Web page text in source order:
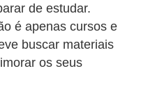
de estudar.
é apenas cursos e
buscar materiais
os seus